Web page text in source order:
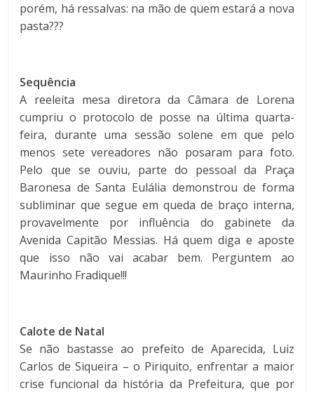
porém, há ressalvas: na mão de quem estará a nova
pasta???
Sequência
A reeleita mesa diretora da Câmara de Lorena
cumpriu o protocolo de posse na última quarta-
feira, durante uma sessão solene em que pelo
menos sete vereadores não posaram para foto.
Pelo que se ouviu, parte do pessoal da Praça
Baronesa de Santa Eulália demonstrou de forma
subliminar que segue em queda de braço interna,
provavelmente por influência do gabinete da
Avenida Capitão Messias. Há quem diga e aposte
que isso não vai acabar bem. Perguntem ao
Maurinho Fradique!!!
Calote de Natal
Se não bastasse ao prefeito de Aparecida, Luiz
Carlos de Siqueira – o Piriquito, enfrentar a maior
crise funcional da história da Prefeitura, que por